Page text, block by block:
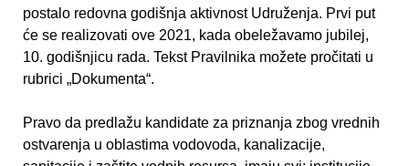
postalo redovna godišnja aktivnost Udruženja. Prvi put
će se realizovati ove 2021, kada obeležavamo jubilej,
10. godišnjicu rada. Tekst Pravilnika možete pročitati u
rubrici „Dokumenta“.
Pravo da predlažu kandidate za priznanja zbog vrednih
ostvarenja u oblastima vodovoda, kanalizacije,